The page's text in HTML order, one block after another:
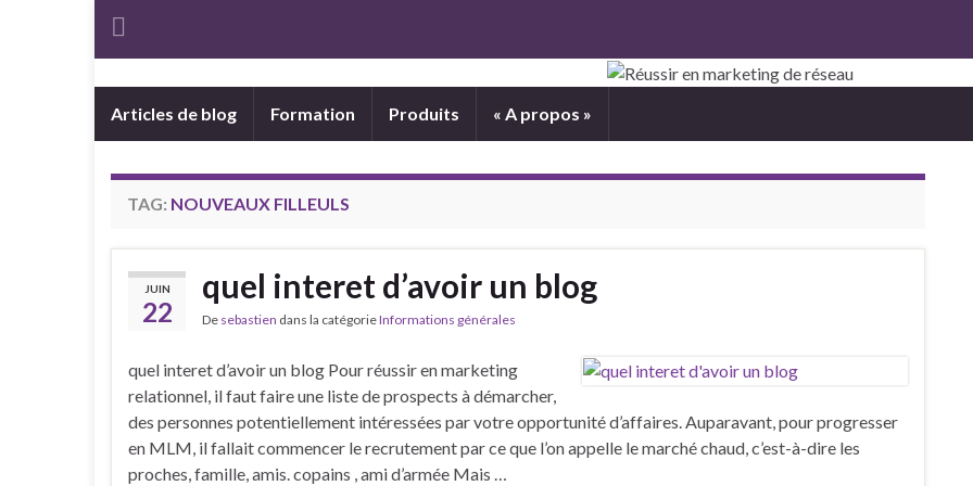
Articles de blog Formation Produits « A propos »
TAG: NOUVEAUX FILLEULS
JUIN
22
quel interet d’avoir un blog
De sebastien dans la catégorieInformations générales
quel interet d’avoir un blog Pour réussir en marketing
relationnel, il faut faire une liste de prospects à démarcher,
des personnes potentiellement intéressées par votre opportunité d’affaires. Auparavant, pour progresser
en MLM, il fallait commencer le recrutement par ce que l’on appelle le marché chaud, c’est-à-dire les
proches, famille, amis. copains , ami d’armée Mais …